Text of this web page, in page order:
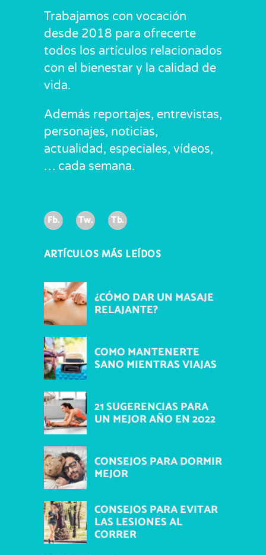
Trabajamos con vocación
desde 2018 para ofrecerte
todos los artículos relacionados
con el bienestar y la calidad de
vida.
Además reportajes, entrevistas,
personajes, noticias,
actualidad, especiales, vídeos,
… cada semana.
Fb. Tw. Tb.
ARTÍCULOS MÁS LEÍDOS
¿CÓMO DAR UN MASAJE
RELAJANTE?
COMO MANTENERTE
SANO MIENTRAS VIAJAS
21 SUGERENCIAS PARA
UN MEJOR AÑO EN 2022
CONSEJOS PARA DORMIR
MEJOR
CONSEJOS PARA EVITAR
LAS LESIONES AL
CORRER